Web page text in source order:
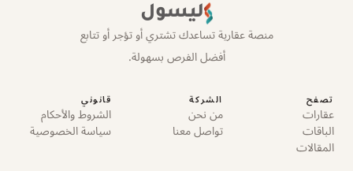
ليسول
منصة عقارية تساعدك تشتري أو تؤجر أو تتابع
أفضل الفرص بسهولة.
تصفح
عقارات
الباقات
المقالات
الشركة
من نحن
تواصل معنا
قانوني
الشروط والأحكام
سياسة الخصوصية